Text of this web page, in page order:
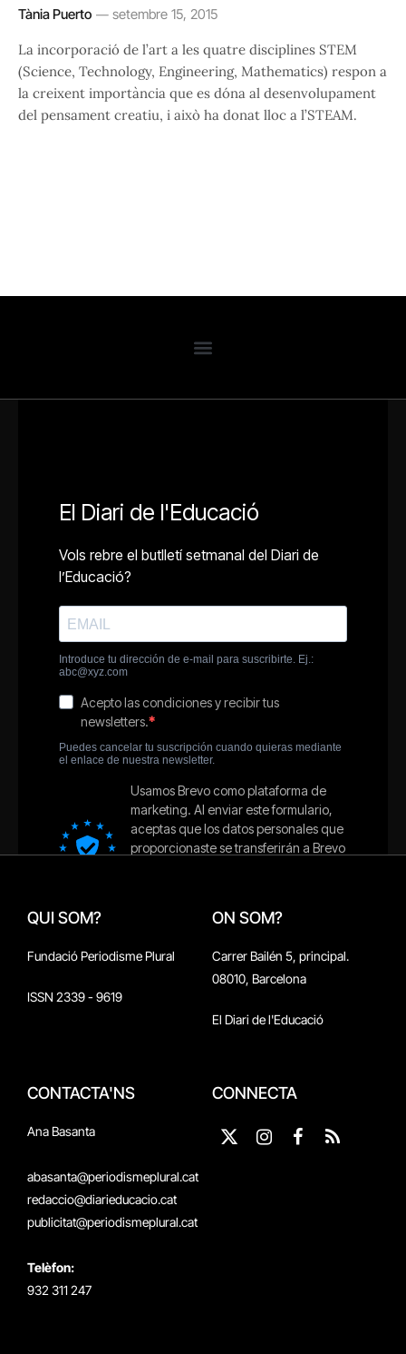
Tània Puerto setembre 15, 2015
La incorporació de l’art a les quatre disciplines STEM
(Science, Technology, Engineering, Mathematics) respon a
la creixent importància que es dóna al desenvolupament
del pensament creatiu, i això ha donat lloc a l’STEAM.
QUI SOM?
Fundació Periodisme Plural
ISSN 2339 - 9619
ON SOM?
Carrer Bailén 5, principal.
08010, Barcelona
El Diari de l'Educació
CONTACTA'NS
Ana Basanta
abasanta@periodismeplural.cat
redaccio@diarieducacio.cat
publicitat@periodismeplural.cat
Telèfon:
932 311 247
CONNECTA
X
Instagram
Facebook
RSS